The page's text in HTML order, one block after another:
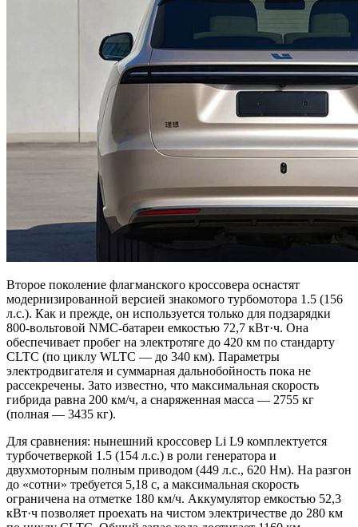
Второе поколение флагманского кроссовера оснастят
модернизированной версией знакомого турбомотора 1.5 (156
л.с.). Как и прежде, он используется только для подзарядки
800-вольтовой NMC-батареи емкостью 72,7 кВт·ч. Она
обеспечивает пробег на электротяге до 420 км по стандарту
CLTC (по циклу WLTC — до 340 км). Параметры
электродвигателя и суммарная дальнобойность пока не
рассекречены. Зато известно, что максимальная скорость
гибрида равна 200 км/ч, а снаряженная масса — 2755 кг
(полная — 3435 кг).
Для сравнения: нынешний кроссовер Li L9 комплектуется
турбочетверкой 1.5 (154 л.с.) в роли генератора и
двухмоторным полным приводом (449 л.c., 620 Нм). На разгон
до «сотни» требуется 5,18 с, а максимальная скорость
ограничена на отметке 180 км/ч. Аккумулятор емкостью 52,3
кВт·ч позволяет проехать на чистом электричестве до 280 км